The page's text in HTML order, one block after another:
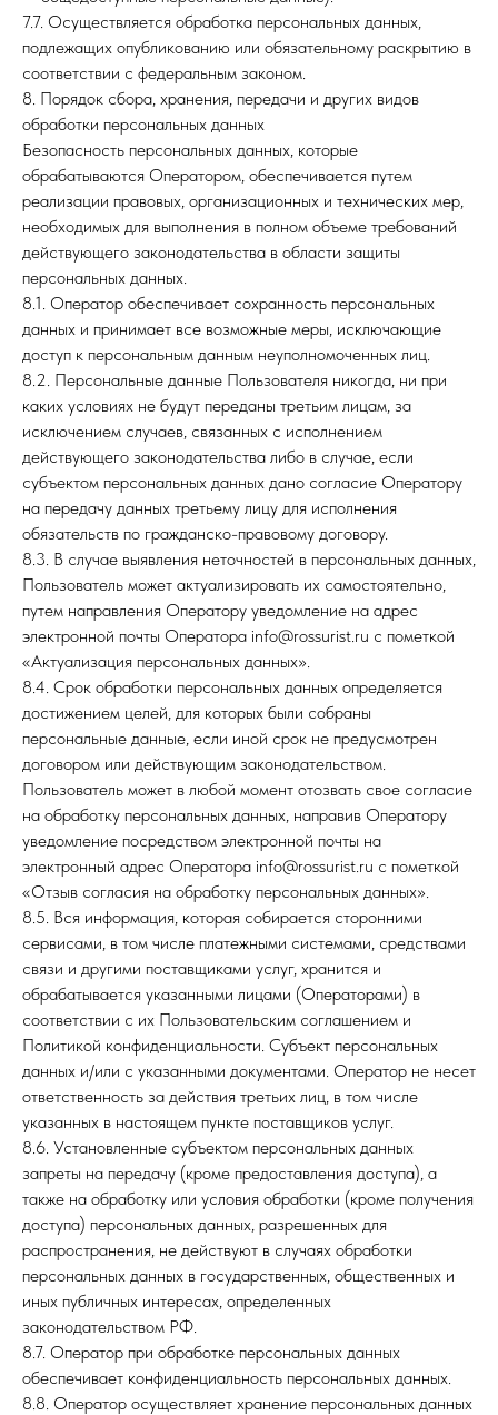
7.7. Осуществляется обработка персональных данных,
подлежащих опубликованию или обязательному раскрытию в
соответствии с федеральным законом.
8. Порядок сбора, хранения, передачи и других видов
обработки персональных данных
Безопасность персональных данных, которые
обрабатываются Оператором, обеспечивается путем
реализации правовых, организационных и технических мер,
необходимых для выполнения в полном объеме требований
действующего законодательства в области защиты
персональных данных.
8.1. Оператор обеспечивает сохранность персональных
данных и принимает все возможные меры, исключающие
доступ к персональным данным неуполномоченных лиц.
8.2. Персональные данные Пользователя никогда, ни при
каких условиях не будут переданы третьим лицам, за
исключением случаев, связанных с исполнением
действующего законодательства либо в случае, если
субъектом персональных данных дано согласие Оператору
на передачу данных третьему лицу для исполнения
обязательств по гражданско-правовому договору.
8.3. В случае выявления неточностей в персональных данных,
Пользователь может актуализировать их самостоятельно,
путем направления Оператору уведомление на адрес
электронной почты Оператора info@rossurist.ru с пометкой
«Актуализация персональных данных».
8.4. Срок обработки персональных данных определяется
достижением целей, для которых были собраны
персональные данные, если иной срок не предусмотрен
договором или действующим законодательством.
Пользователь может в любой момент отозвать свое согласие
на обработку персональных данных, направив Оператору
уведомление посредством электронной почты на
электронный адрес Оператора info@rossurist.ru с пометкой
«Отзыв согласия на обработку персональных данных».
8.5. Вся информация, которая собирается сторонними
сервисами, в том числе платежными системами, средствами
связи и другими поставщиками услуг, хранится и
обрабатывается указанными лицами (Операторами) в
соответствии с их Пользовательским соглашением и
Политикой конфиденциальности. Субъект персональных
данных и/или с указанными документами. Оператор не несет
ответственность за действия третьих лиц, в том числе
указанных в настоящем пункте поставщиков услуг.
8.6. Установленные субъектом персональных данных
запреты на передачу (кроме предоставления доступа), а
также на обработку или условия обработки (кроме получения
доступа) персональных данных, разрешенных для
распространения, не действуют в случаях обработки
персональных данных в государственных, общественных и
иных публичных интересах, определенных
законодательством РФ.
8.7. Оператор при обработке персональных данных
обеспечивает конфиденциальность персональных данных.
8.8. Оператор осуществляет хранение персональных данных